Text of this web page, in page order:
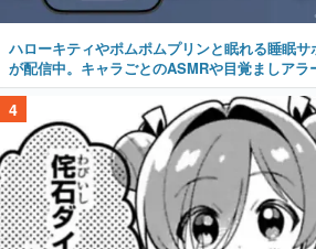
ハローキティやポムポムプリンと眠れる睡眠サ
が配信中。キャラごとのASMRや目覚ましアラ
4